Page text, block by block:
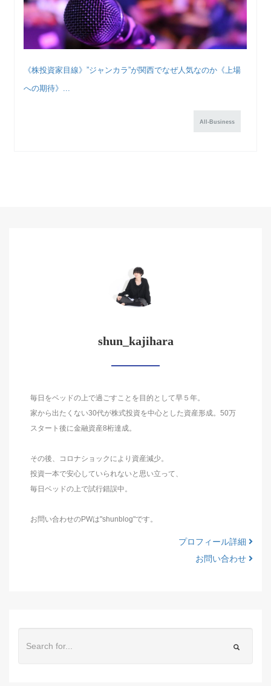
《株投資家目線》”ジャンカラ”が関西でなぜ人気なのか《上場
への期待》...
All-Business
shun_kajihara
毎日をベッドの上で過ごすことを目的として早５年。
家から出たくない30代が株式投資を中心とした資産形成。50万
スタート後に金融資産8桁達成。
その後、コロナショックにより資産減少。
投資一本で安心していられないと思い立って、
毎日ベッドの上で試行錯誤中。
お問い合わせのPWは"shunblog"です。
プロフィール詳細
お問い合わせ